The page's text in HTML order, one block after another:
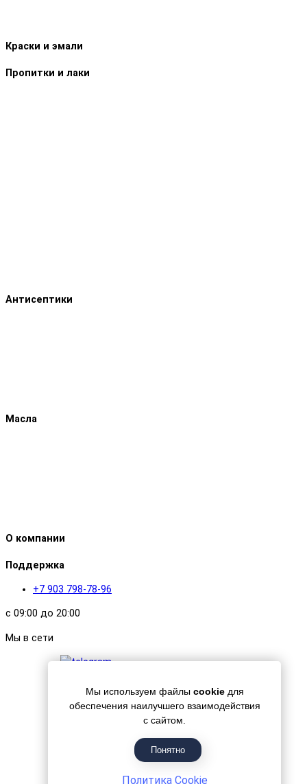
Мы используем файлы cookie для
обеспечения наилучшего взаимодействия
с сайтом.
Понятно
Политика Cookie
Краски и эмали
Пропитки и лаки
Антисептики
Масла
О компании
Поддержка
+7 903 798-78-96
с 09:00 до 20:00
Мы в сети
Гипермаркет красок «Банапал», 2018 - 2026